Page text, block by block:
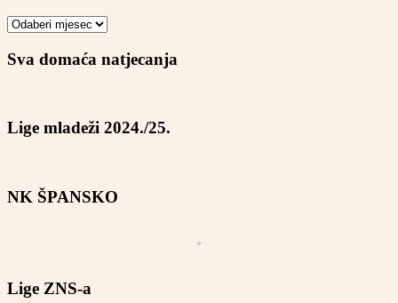
Arhiva
Sva domaća natjecanja
Lige mladeži 2024./25.
NK ŠPANSKO
Lige ZNS-a